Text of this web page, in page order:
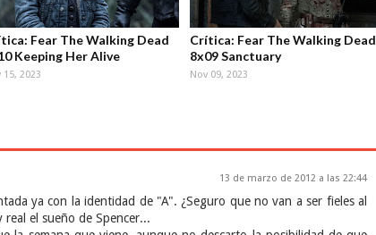
Fear The Walking Dead
Keeping Her Alive
15, 2023
Crítica: Fear The Walking Dead
8x09 Sanctuary
Nov 09, 2023
13 de marzo de 2012 a las 22:44
ya con la identidad de "A". ¿Seguro que no van a ser fieles al
real el sueño de Spencer...